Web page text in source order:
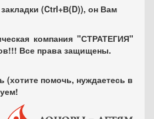
(Ctrl+В(D)), он Вам
компания "СТРАТЕГИЯ"
Все права защищены.
(хотите помочь, нуждаетесь в